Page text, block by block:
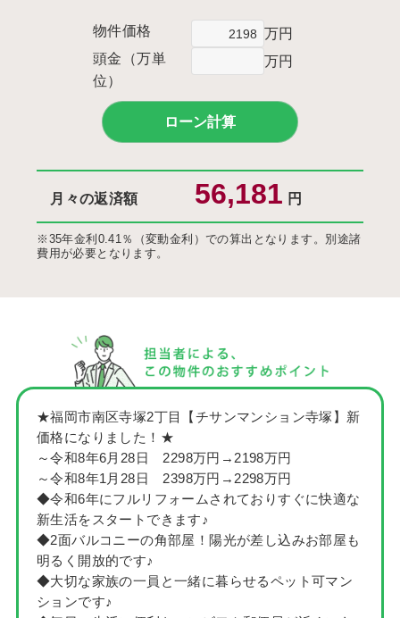
物件価格
万円
頭金（万単
位）
万円
月々の返済額 円
※35年金利0.41％（変動金利）での算出となります。別途諸
費用が必要となります。
★福岡市南区寺塚2丁目【チサンマンション寺塚】新
価格になりました！★
～令和8年6月28日 2298万円→2198万円
～令和8年1月28日 2398万円→2298万円
◆令和6年にフルリフォームされておりすぐに快適な
新生活をスタートできます♪
◆2面バルコニーの角部屋！陽光が差し込みお部屋も
明るく開放的です♪
◆大切な家族の一員と一緒に暮らせるペット可マン
ションです♪